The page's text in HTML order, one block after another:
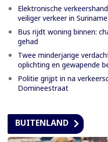
Elektronische
veiliger verkeer in Suriname
Bus rijdt woning binnen:
gehad
Twee minderjarige
oplichting en gewapende
Politie grijpt in na
Domineestraat
BUITENLAND